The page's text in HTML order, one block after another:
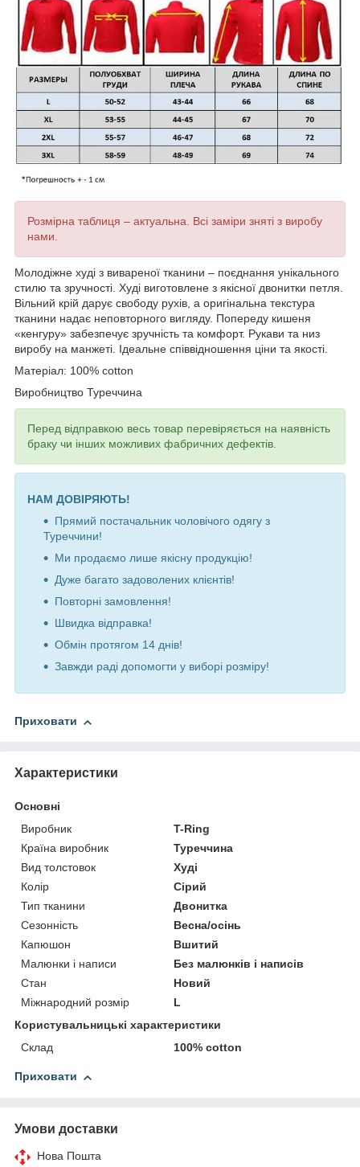
Розмірна таблиця – актуальна. Всі заміри зняті з виробу
нами.
Молодіжне худі з вивареної тканини – поєднання унікального
стилю та зручності. Xуді виготовлене з якісної двонитки петля.
Вільний крій дарує свободу рухів, а оригінальна текстура
тканини надає неповторного вигляду. Попереду кишеня
«кенгуру» забезпечує зручність та комфорт. Рукави та низ
виробу на манжеті. Ідеальне співвідношення ціни та якості.
Матеріал: 100% cotton
Виробництво Туреччина
Перед відправкою весь товар перевіряється на наявність
браку чи інших можливих фабричних дефектів.
НАМ ДОВІРЯЮТЬ!
Прямий постачальник чоловічого одягу з
Туреччини!
Ми продаємо лише якісну продукцію!
Дуже багато задоволених клієнтів!
Повторні замовлення!
Швидка відправка!
Обмін протягом 14 днів!
Завжди раді допомогти у виборі розміру!
Приховати
Характеристики
Основні
Виробник
T-Ring
Країна виробник
Туреччина
Вид толстовок
Худі
Колір
Сірий
Тип тканини
Двонитка
Сезонність
Весна/осінь
Капюшон
Вшитий
Малюнки і написи
Без малюнків і написів
Стан
Новий
Міжнародний розмір
L
Користувальницькі характеристики
Склад
100% cotton
Приховати
Умови доставки
Нова Пошта